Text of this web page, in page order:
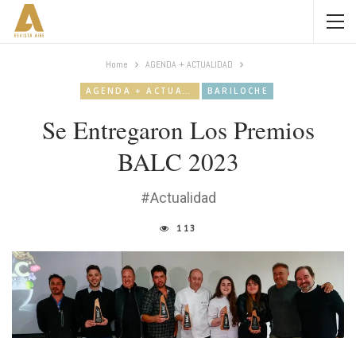
Home AGENDA + ACTUALIDAD
AGENDA + ACTUALIDAD BARILOCHE
Se Entregaron Los Premios
BALC 2023
#Actualidad
113